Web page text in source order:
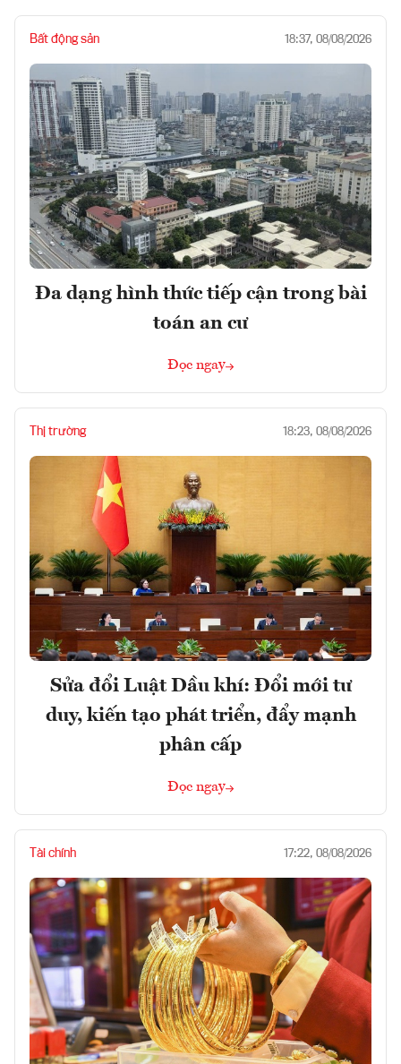
Bất động sản 18:37, 08/08/2026
Đa dạng hình thức tiếp cận trong bài
toán an cư
Đọc ngay
Thị trường 18:23, 08/08/2026
Sửa đổi Luật Dầu khí: Đổi mới tư
duy, kiến tạo phát triển, đẩy mạnh
phân cấp
Đọc ngay
Tài chính 17:22, 08/08/2026